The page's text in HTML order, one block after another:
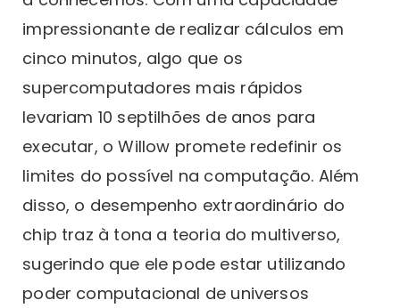
impressionante de realizar cálculos em
cinco minutos, algo que os
supercomputadores mais rápidos
levariam 10 septilhões de anos para
executar, o Willow promete redefinir os
limites do possível na computação. Além
disso, o desempenho extraordinário do
chip traz à tona a teoria do multiverso,
sugerindo que ele pode estar utilizando
poder computacional de universos